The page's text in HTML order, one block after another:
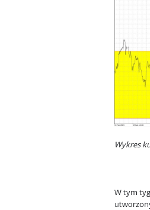
Wykres
W tym